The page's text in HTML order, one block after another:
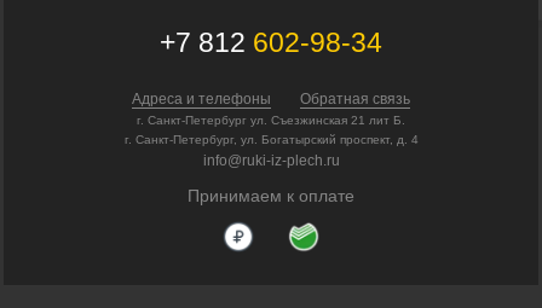
+7 812 602-98-34
Адреса и телефоны Обратная связь
г. Санкт-Петербург ул. Съезжинская 21 лит Б.
г. Санкт-Петербург, ул. Богатырский проспект, д. 4
info@ruki-iz-plech.ru
Принимаем к оплате